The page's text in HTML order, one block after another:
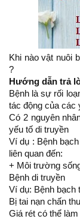
Khi nào vật nuôi
?
Hướng dẫn trả
Bệnh là sự rối
tác động của các
Có 2 nguyên
yếu tố di truyền
Ví dụ : Bệnh
liên quan đến:
+ Môi trường
Bệnh di truyền
Ví dụ: Bệnh bạch
Bị tai nạn chấn
Giá rét có thể